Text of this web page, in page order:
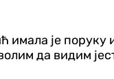
имала је
да видим